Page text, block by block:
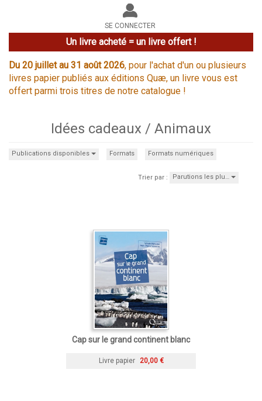
le
site
SE CONNECTER
Un livre acheté = un livre offert !
Du 20 juillet au 31 août 2026, pour l'achat d'un ou plusieurs
livres papier publiés aux éditions Quæ, un livre vous est
offert parmi trois titres de notre catalogue !
Idées cadeaux / Animaux
Publications disponibles Formats Formats numériques
Trier par : Parutions les plu…
Cap sur le grand continent blanc
Livre papier 20,00 €